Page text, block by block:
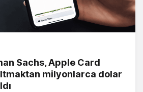
Sachs, Apple Card
milyonlarca dolar